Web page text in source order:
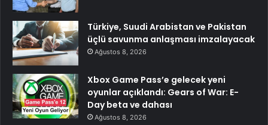
Türkiye, Suudi Arabistan ve Pakistan
üçlü savunma anlaşması imzalayacak
Ağustos 8, 2026
Xbox Game Pass’e gelecek yeni
oyunlar açıklandı: Gears of War: E-
Day beta ve dahası
Ağustos 8, 2026